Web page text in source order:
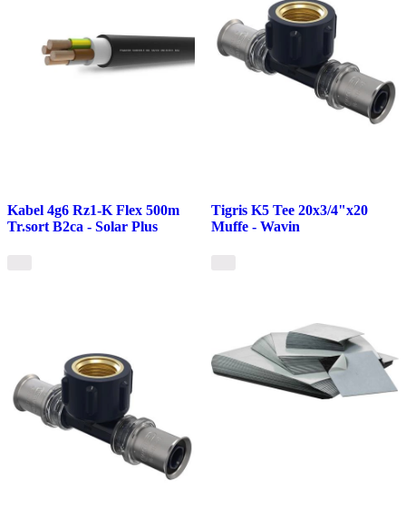
Kabel 4g6 Rz1-K Flex 500m
Tr.sort B2ca - Solar Plus
Tigris K5 Tee 20x3/4"x20
Muffe - Wavin